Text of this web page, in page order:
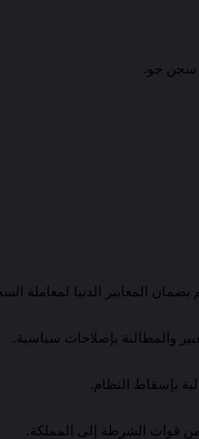
المعايير الدنيا لمعاملة